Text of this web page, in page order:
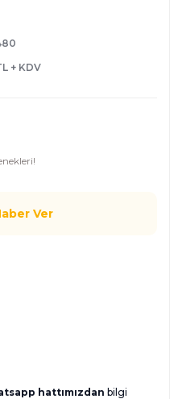
+ KDV
Ver
hattımızdan bilgi